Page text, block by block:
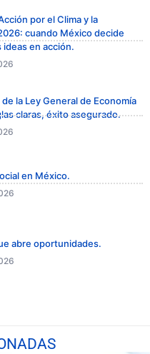
por el Clima y la
cuando México decide
en acción.
la Ley General de Economía
claras, éxito asegurado.
en México.
abre oportunidades.